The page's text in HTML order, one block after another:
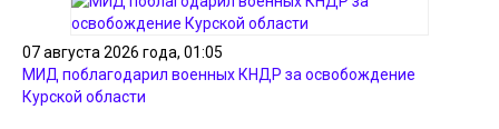
07 августа 2026 года, 01:05
МИД поблагодарил военных КНДР за освобождение
Курской области